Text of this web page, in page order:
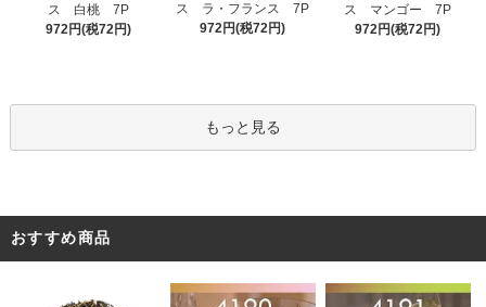
ス 白桃 7P
972円(税72円)
ス ラ・フランス 7P
972円(税72円)
ス マンゴー 7P
972円(税72円)
もっと見る
おすすめ商品